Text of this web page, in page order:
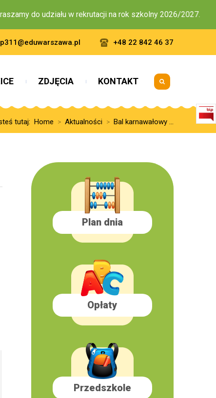
do udziału w rekrutacji na rok szkolny 2026/2027.
p311@eduwarszawa.pl +48 22 842 46 37
ZDJĘCIA KONTAKT
tutaj: Home > Aktualności > Bal karnawałowy ...
Plan dnia
Opłaty
Przedszkole